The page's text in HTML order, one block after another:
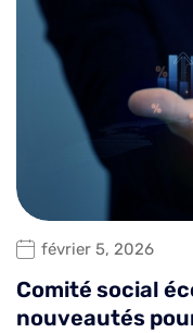
février 5, 2026
Comité social
nouveautés